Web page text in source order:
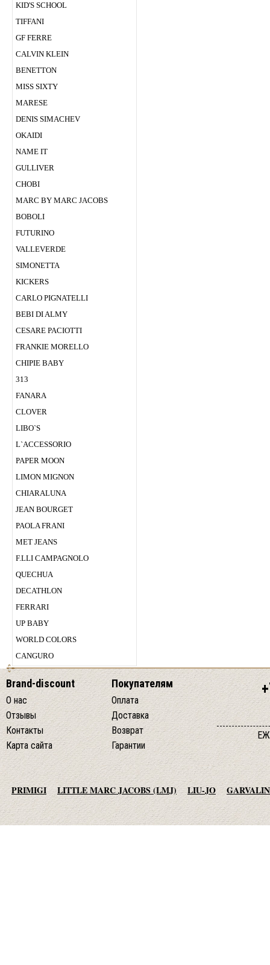
KID'S SCHOOL
TIFFANI
GF FERRE
CALVIN KLEIN
BENETTON
MISS SIXTY
MARESE
DENIS SIMACHEV
OKAIDI
NAME IT
GULLIVER
CHOBI
MARC BY MARC JACOBS
BOBOLI
FUTURINO
VALLEVERDE
SIMONETTA
KICKERS
CARLO PIGNATELLI
BEBI DI ALMY
CESARE PACIOTTI
FRANKIE MORELLO
CHIPIE BABY
313
FANARА
CLOVER
LIBO`S
L`ACCESSORIO
PAPER MOON
LIMON MIGNON
CHIARALUNA
JEAN BOURGET
PAOLA FRANI
MET JEANS
F.LLI CAMPAGNOLO
QUECHUA
DECATHLON
FERRARI
UP BABY
WORLD COLORS
CANGURO
Brand-discount
О нас
Отзывы
Контакты
Карта сайта
Покупателям
Оплата
Доставка
Возврат
Гарантии
PRIMIGI LITTLE MARC JACOBS (LMJ) LIU-JO GARVALIN
AGATHA RUIZ DE LA PRADA TO BE TOO ADD JO NO FUI